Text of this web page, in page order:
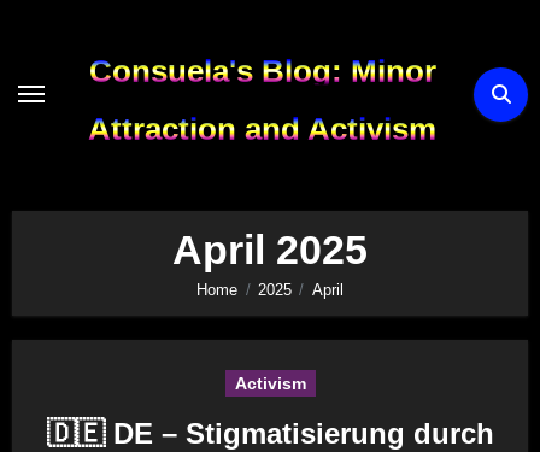
content
Consuela's Blog: Minor
Attraction and Activism
April 2025
Home 2025 April
Activism
🇩🇪 DE – Stigmatisierung durch